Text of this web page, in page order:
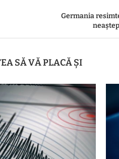
Germania
SĂ VĂ PLACĂ ȘI